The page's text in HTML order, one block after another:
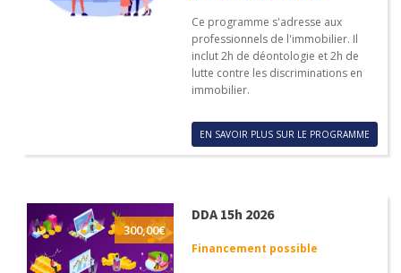
Ce programme s'adresse aux
professionnels de l'immobilier. Il
inclut 2h de déontologie et 2h de
lutte contre les discriminations en
immobilier.
EN SAVOIR PLUS SUR LE PROGRAMME
300,00€
DDA 15h 2026
Financement possible